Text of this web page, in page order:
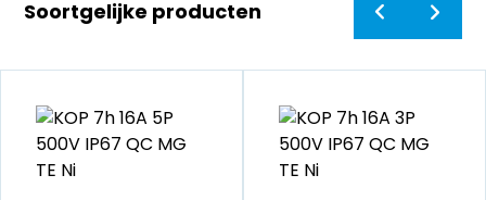
Soortgelijke producten